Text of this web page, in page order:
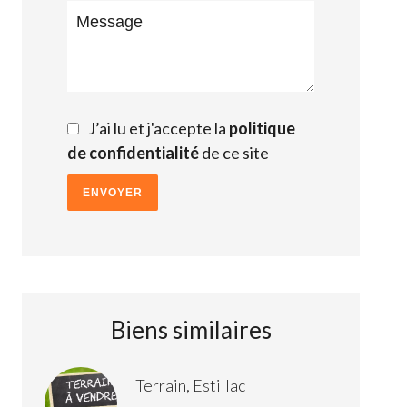
J’ai lu et j'accepte la politique
de confidentialitéde ce site
ENVOYER
Biens similaires
Terrain, Estillac